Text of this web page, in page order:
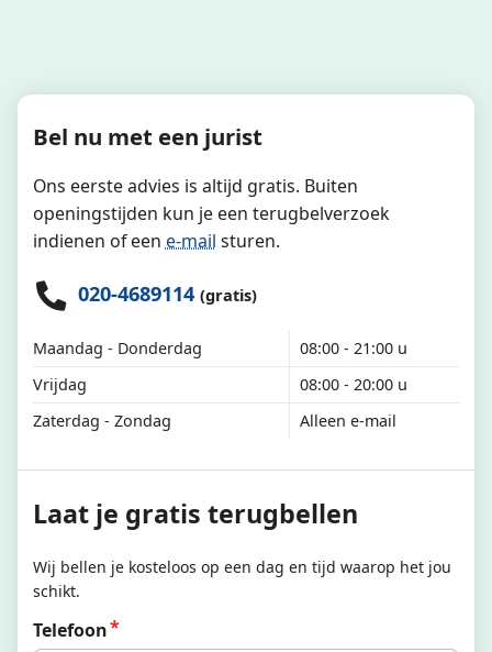
Bel nu met een jurist
Ons eerste advies is altijd gratis. Buiten
openingstijden kun je een terugbelverzoek
indienen of een e-mail sturen.
020-4689114 (gratis)
Maandag - Donderdag
08:00 - 21:00 u
Vrijdag
08:00 - 20:00 u
Zaterdag - Zondag
Alleen e-mail
Laat je gratis terugbellen
Wij bellen je kosteloos op een dag en tijd waarop het jou
schikt.
Telefoon